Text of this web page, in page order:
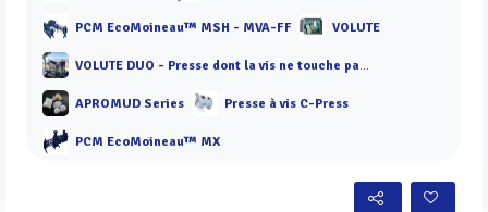
PCM EcoMoineau™ MSH - MVA-FF VOLUTE
VOLUTE DUO - Presse dont la vis ne touche pas les anneaux
APROMUD Series Presse à vis C-Press
PCM EcoMoineau™ MX